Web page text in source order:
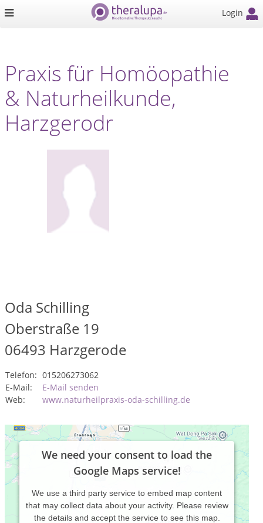
Login
Praxis für Homöopathie
& Naturheilkunde,
Harzgerodr
Oda Schilling
Oberstraße 19
06493 Harzgerode
Telefon: 015206273062
E-Mail:
E-Mail senden
Web:
www.naturheilpraxis-oda-schilling.de
We need your consent to load the
Google Maps service!
We use a third party service to embed map content
that may collect data about your activity. Please review
the details and accept the service to see this map.